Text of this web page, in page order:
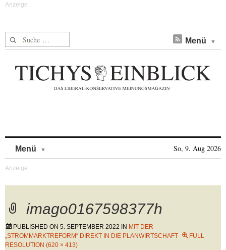
Suche nach: Menü
Menü So, 9. Aug 2026
imago0167598377h
PUBLISHED ON 5. SEPTEMBER 2022 IN MIT DER
„STROMMARKTREFORM“ DIREKT IN DIE PLANWIRTSCHAFT
FULL
RESOLUTION (620 × 413)